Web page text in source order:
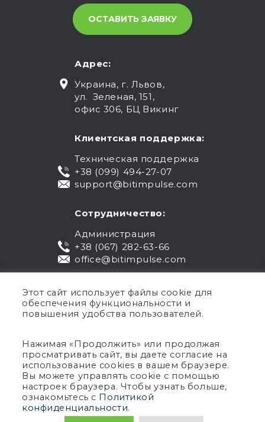
Адрес:
Украина, г. Львов,
ул. Зеленая, 151,
офис 306, БЦ Викинг
Клиентская поддержка:
Техническая поддержка
+38 (099) 494-27-07
support@bitimpulse.com
Сотрудничество:
Администрация
+38 (067) 282-63-66
office@bitimpulse.com
Публичная оферта
Гарантия
Политика конфиденциальности
Условия использования
Этот сайт использует файлы cookie для
обеспечения функциональности и
повышения удобства пользователей.
Нажимая «Продолжить» или продолжая
просматривать сайт, вы даете согласие на
использование cookies в вашем браузере.
Вы можете управлять cookie с помощью
настроек браузера. Чтобы узнать больше,
ознакомьтесь с Политикой
конфиденциальности.